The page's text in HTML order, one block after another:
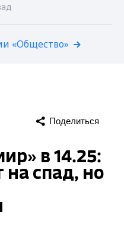
«Общество»
Поделиться
в 14.25:
на спад, но